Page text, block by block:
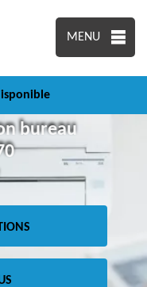
MENU
bureau